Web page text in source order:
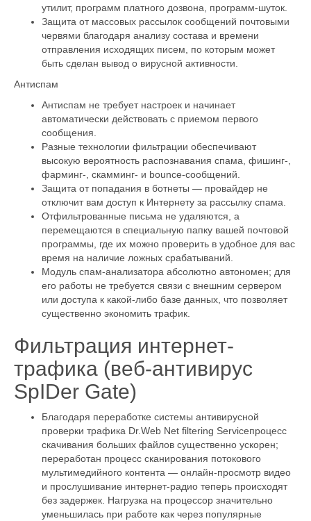
утилит, программ платного дозвона, программ-шуток.
Защита от массовых рассылок сообщений почтовыми
червями благодаря анализу состава и времени
отправления исходящих писем, по которым может
быть сделан вывод о вирусной активности.
Антиспам
Антиспам не требует настроек и начинает
автоматически действовать с приемом первого
сообщения.
Разные технологии фильтрации обеспечивают
высокую вероятность распознавания спама, фишинг-,
фарминг-, скамминг- и bounce-сообщений.
Защита от попадания в ботнеты — провайдер не
отключит вам доступ к Интернету за рассылку спама.
Отфильтрованные письма не удаляются, а
перемещаются в специальную папку вашей почтовой
программы, где их можно проверить в удобное для вас
время на наличие ложных срабатываний.
Модуль спам-анализатора абсолютно автономен; для
его работы не требуется связи с внешним сервером
или доступа к какой-либо базе данных, что позволяет
существенно экономить трафик.
Фильтрация интернет-
трафика (веб-антивирус
SpIDer Gate)
Благодаря переработке системы антивирусной
проверки трафика Dr.Web Net filtering Serviceпроцесс
скачивания больших файлов существенно ускорен;
переработан процесс сканирования потокового
мультимедийного контента — онлайн-просмотр видео
и прослушивание интернет-радио теперь происходят
без задержек. Нагрузка на процессор значительно
уменьшилась при работе как через популярные